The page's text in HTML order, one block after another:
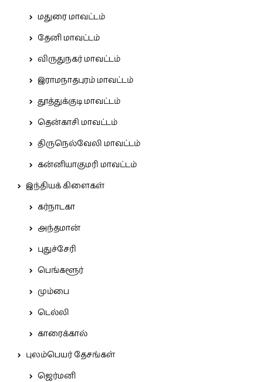
மதுரை மாவட்டம்
தேனி மாவட்டம்
விருதுநகர் மாவட்டம்
இராமநாதபுரம் மாவட்டம்
தூத்துக்குடி மாவட்டம்
தென்காசி மாவட்டம்
திருநெல்வேலி மாவட்டம்
கன்னியாகுமரி மாவட்டம்
இந்தியக் கிளைகள்
கர்நாடகா
அந்தமான்
புதுச்சேரி
பெங்களூர்
மும்பை
டெல்லி
காரைக்கால்
புலம்பெயர் தேசங்கள்
ஜெர்மனி